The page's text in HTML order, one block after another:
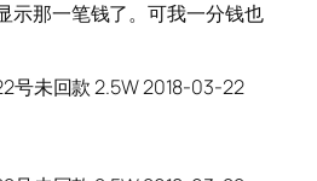
示那一笔钱了。可我一分钱也
号未回款 2.5W 2018-03-22